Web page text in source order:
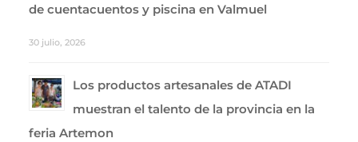
de cuentacuentos y piscina en Valmuel
30 julio, 2026
Los productos artesanales de ATADI
muestran el talento de la provincia en la
feria Artemon